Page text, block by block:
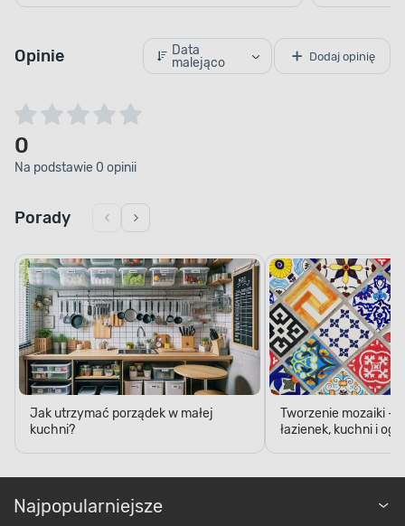
Opinie
Data
malejąco
Dodaj opinię
0
Na podstawie 0 opinii
Porady
Jak utrzymać porządek w małej
kuchni?
Tworzenie mozaiki -
łazienek, kuchni i
Najpopularniejsze